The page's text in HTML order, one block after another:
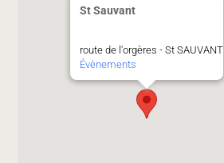
St Sauvant
route de l'orgères - St SAUVANT
Évènements